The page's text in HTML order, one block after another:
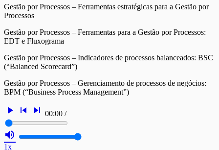
Gestão por Processos – Ferramentas estratégicas para a Gestão por
Processos
Gestão por Processos – Ferramentas para a Gestão por Processos:
EDT e Fluxograma
Gestão por Processos – Indicadores de processos balanceados: BSC
(“Balanced Scorecard”)
Gestão por Processos – Gerenciamento de processos de negócios:
BPM (“Business Process Management”)
play_arrow skip_previous skip_next 00:00 /
volume_up
1x